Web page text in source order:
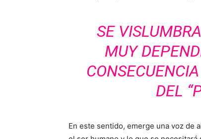
SE
MUY
DEL
En este sentido, emerge una voz de